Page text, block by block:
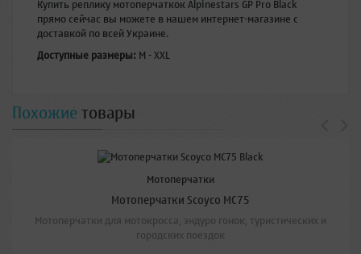
Купить реплику мотоперчаткок Alpinestars GP Pro Black
прямо сейчас вы можете в нашем интернет-магазине с
доставкой по всей Украине.
Доступные размеры: M - XXL
Похожиетовары
Мотоперчатки
Мотоперчатки Scoyco MC75
Мотоперчатки для мотокросса, эндуро гонок, туристических и
городских поездок